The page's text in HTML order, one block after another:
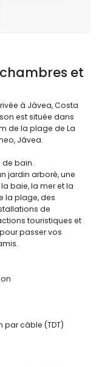
et
à Jávea, Costa
est située dans
de la plage de La
Jávea.
de bain.
jardin arboré, une
baie, la mer et la
la plage, des
de
touristiques et
passer vos
par câble (TDT)